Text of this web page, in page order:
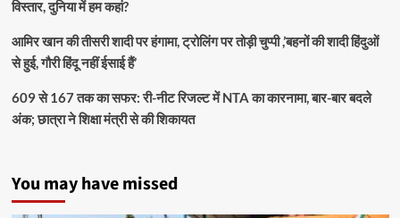
विस्तार, दुनिया में हम कहां?
आमिर खान की तीसरी शादी पर हंगामा, ट्रोलिंग पर तोड़ी चुप्पी ,’बहनों की शादी हिंदुओं
से हुई, गौरी हिंदू नहीं ईसाई हैं’
609 से 167 तक का सफर: री-नीट रिजल्ट में NTA का कारनामा, बार-बार बदले
अंक; छात्रा ने शिक्षा मंत्री से की शिकायत
You may have missed